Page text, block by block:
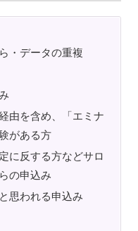
・データの重複
由を含め、「エミナ
がある方
に反する方などサロ
の申込み
思われる申込み